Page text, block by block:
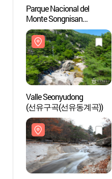
Parque Nacional del
Monte Songnisan
(속리산국립공원)
Valle Seonyudong
(선유구곡(선유동계곡))